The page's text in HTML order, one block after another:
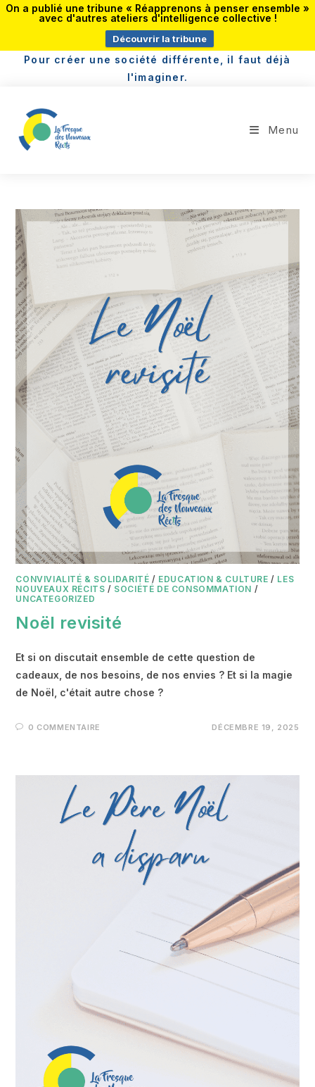
On a publié une tribune « Réapprenons à penser ensemble »
avec d'autres ateliers d'intelligence collective !
Découvrir la tribune
Pour créer une société différente, il faut déjà
l'imaginer.
Menu
CONVIVIALITÉ & SOLIDARITÉ / EDUCATION & CULTURE / LES
NOUVEAUX RÉCITS / SOCIÉTÉ DE CONSOMMATION /
UNCATEGORIZED
Noël revisité
Et si on discutait ensemble de cette question de
cadeaux, de nos besoins, de nos envies ? Et si la magie
de Noël, c'était autre chose ?
0 COMMENTAIRE DÉCEMBRE 19, 2025